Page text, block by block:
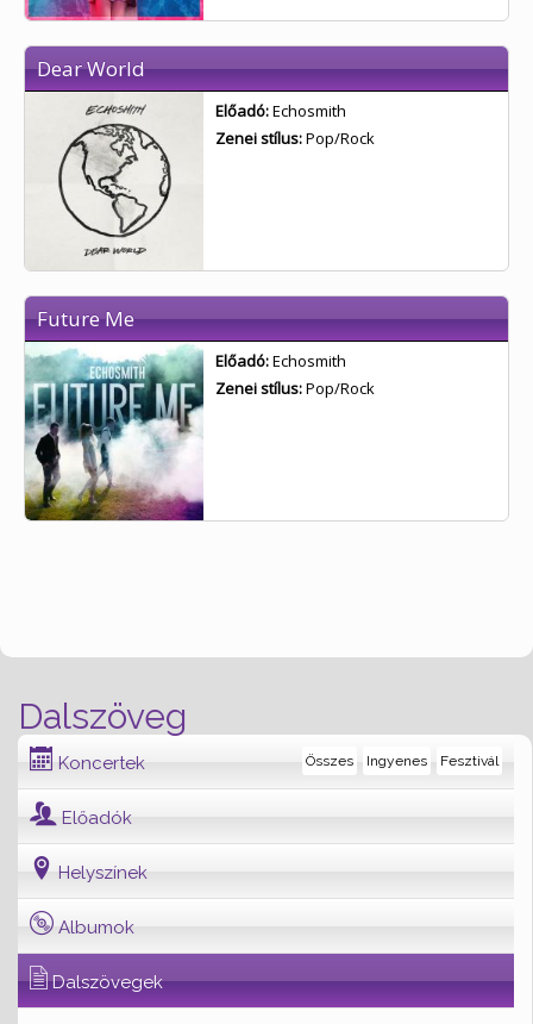
Dalszöveg
Koncertek Fesztivál
Ingyenes
Összes
Előadók
Helyszínek
Albumok
Dalszövegek
Dear World
Előadó:Echosmith
Zenei stílus:Pop/Rock
Future Me
Előadó:Echosmith
Zenei stílus:Pop/Rock